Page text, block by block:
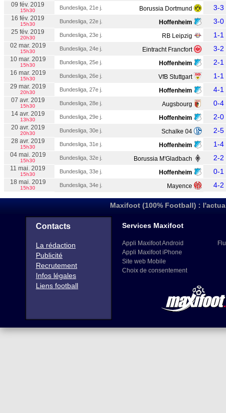
09 fév. 2019
15h30 Bundesliga, 21e j. Borussia Dortmund 3-3
16 fév. 2019
15h30 Bundesliga, 22e j. Hoffenheim 3-0
25 fév. 2019
20h30 Bundesliga, 23e j. RB Leipzig 1-1
02 mar. 2019
15h30 Bundesliga, 24e j. Eintracht Francfort 3-2
10 mar. 2019
15h30 Bundesliga, 25e j. Hoffenheim 2-1
16 mar. 2019
15h30 Bundesliga, 26e j. VfB Stuttgart 1-1
29 mar. 2019
20h30 Bundesliga, 27e j. Hoffenheim 4-1
07 avr. 2019
15h30 Bundesliga, 28e j. Augsbourg 0-4
14 avr. 2019
13h30 Bundesliga, 29e j. Hoffenheim 2-0
20 avr. 2019
20h30 Bundesliga, 30e j. Schalke 04 2-5
28 avr. 2019
15h30 Bundesliga, 31e j. Hoffenheim 1-4
04 mai. 2019
15h30 Bundesliga, 32e j. Borussia M'Gladbach 2-2
11 mai. 2019
15h30 Bundesliga, 33e j. Hoffenheim 0-1
18 mai. 2019
15h30 Bundesliga, 34e j. Mayence 4-2
Maxifoot (100% Football) :
Contacts
La rédaction
Publicité
Recrutement
Infos légales
Liens football
Services Maxifoot
Appli Maxifoot Android
Appli Maxifoot iPhone
Site web Mobile
Choix de consentement